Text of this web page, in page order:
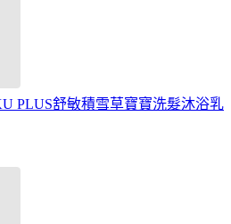
PLUS舒敏積雪草寶寶洗髮沐浴乳